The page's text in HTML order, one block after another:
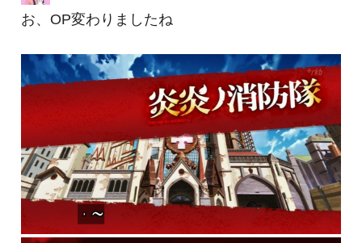
お、OP変わりましたね